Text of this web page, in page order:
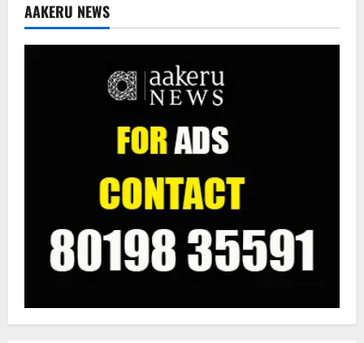
AAKERU NEWS